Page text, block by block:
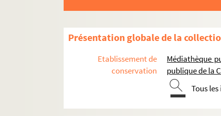
Présentation globale de la
Etablissement de
conservation
Médiathèque
publique de la
Tous